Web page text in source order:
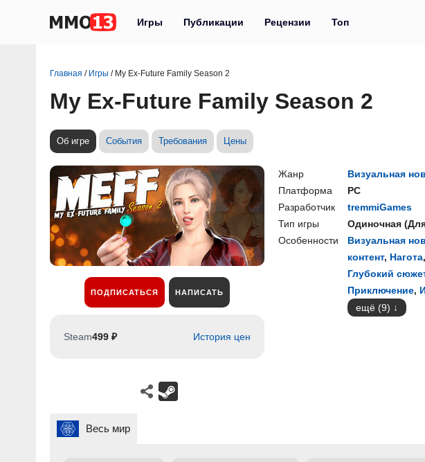
Игры Публикации Рецензии Топ
Главная / Игры / My Ex-Future Family Season 2
My Ex-Future Family Season 2
Об игре События Требования Цены
ПОДПИСАТЬСЯ НАПИСАТЬ
Steam499 ₽ История цен
Жанр
Визуальная
Платформа
PC
Разработчик
tremmiGames
Тип игры
Одиночная (
Особенности
Визуальная
контент, Нагота,
Глубокий
Приключение,
ещё (9)
Весь мир